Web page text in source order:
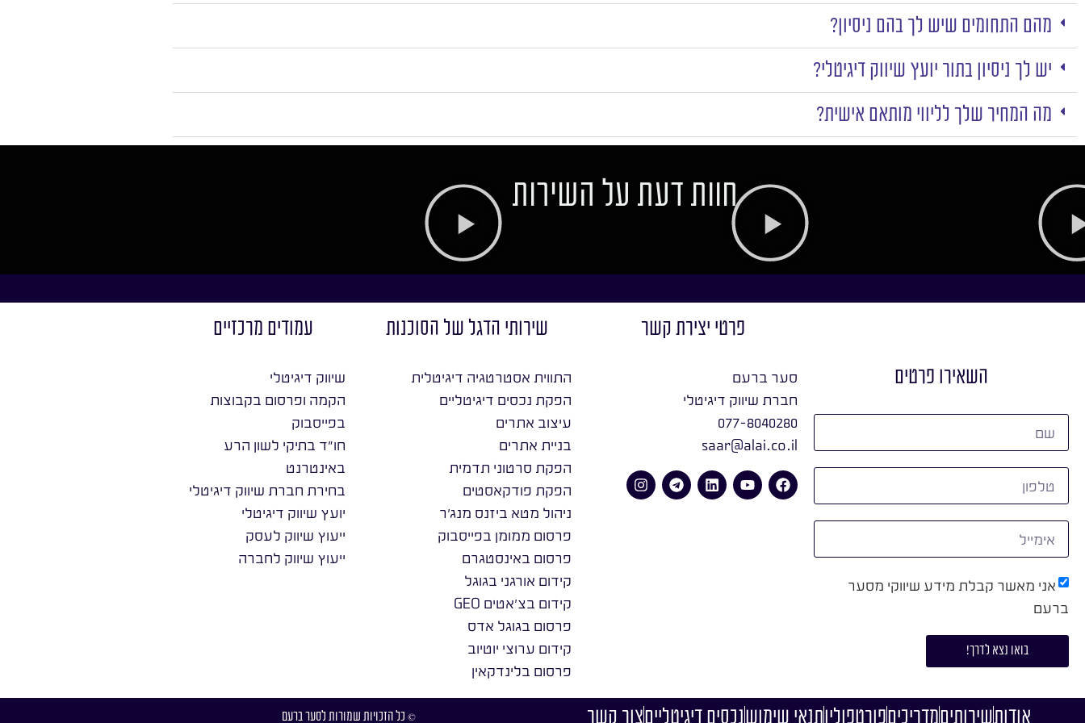
מהם התחומים שיש לך בהם ניסיון?
יש לך ניסיון בתור יועץ שיווק דיגיטלי?
מה המחיר שלך לליווי מותאם אישית?
חוות דעת על השירות
השאירו פרטים
אני מאשר קבלת מידע שיווקי מסער
ברעם
בואו נצא לדרך!
פרטי יצירת קשר
סער ברעם
חברת שיווק דיגיטלי
077-8040280
saar@alai.co.il
שירותי הדגל של הסוכנות
התווית אסטרטגיה דיגיטלית
הפקת נכסים דיגיטליים
עיצוב אתרים
בניית אתרים
הפקת סרטוני תדמית
הפקת פודקאסטים
ניהול מטא ביזנס מנג׳ר
פרסום ממומן בפייסבוק
פרסום באינסטגרם
קידום אורגני בגוגל
קידום בצ׳אטים GEO
פרסום בגוגל אדס
קידום ערוצי יוטיוב
פרסום בלינדקאין
עמודים מרכזיים
שיווק דיגיטלי
הקמה ופרסום בקבוצות
בפייסבוק
חו״ד בתיקי לשון הרע
באינטרנט
בחירת חברת שיווק דיגיטלי
יועץ שיווק דיגיטלי
ייעוץ שיווק לעסק
ייעוץ שיווק לחברה
אודותשירותיםמדריכיםפורטפוליותנאי שימושנכסים דיגיטלייםצור קשר © כל הזכויות שמורות לסער ברעם